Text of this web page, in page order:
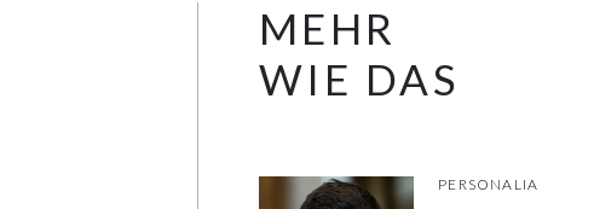
MEHR
WIE DAS
PERSONALIA